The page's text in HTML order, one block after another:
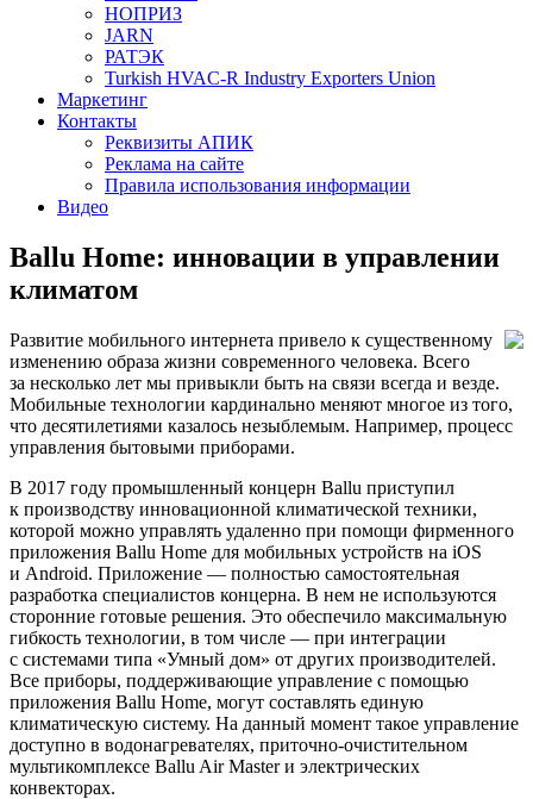
НОПРИЗ
JARN
РАТЭК
Turkish HVAC-R Industry Exporters Union
Маркетинг
Контакты
Реквизиты АПИК
Реклама на сайте
Правила использования информации
Видео
Ballu Home: инновации в управлении
климатом
Развитие мобильного интернета привело к существенному
изменению образа жизни современного человека. Всего
за несколько лет мы привыкли быть на связи всегда и везде.
Мобильные технологии кардинально меняют многое из того,
что десятилетиями казалось незыблемым. Например, процесс
управления бытовыми приборами.
В 2017 году промышленный концерн Ballu приступил
к производству инновационной климатической техники,
которой можно управлять удаленно при помощи фирменного
приложения Ballu Home для мобильных устройств на iOS
и Android. Приложение — полностью самостоятельная
разработка специалистов концерна. В нем не используются
сторонние готовые решения. Это обеспечило максимальную
гибкость технологии, в том числе — при интеграции
с системами типа «Умный дом» от других производителей.
Все приборы, поддерживающие управление с помощью
приложения Ballu Home, могут составлять единую
климатическую систему. На данный момент такое управление
доступно в водонагревателях, приточно-очистительном
мультикомплексе Ballu Air Master и электрических
конвекторах.